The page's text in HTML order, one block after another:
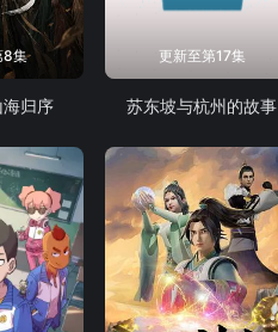
8集
归序
更新至第17集
苏东坡与杭州的故事